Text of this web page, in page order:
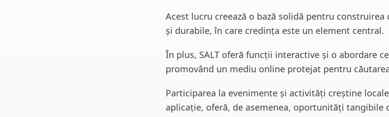
Acest lucru creează o bază solidă pentru
și durabile, în care credința este un element central.
În plus, SALT oferă funcții interactive și o abordare
promovând un mediu online protejat pentru
Participarea la evenimente și activități creștine
aplicație, oferă, de asemenea, oportunități tangibile